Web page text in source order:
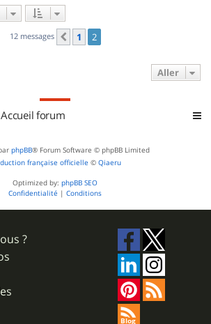
12 messages Précédent
1 2
Aller
Accueil forum
phpBB® Forum Software © phpBB Limited
française officielle © Qiaeru
Optimized by: phpBB SEO
Confidentialité | Conditions
?